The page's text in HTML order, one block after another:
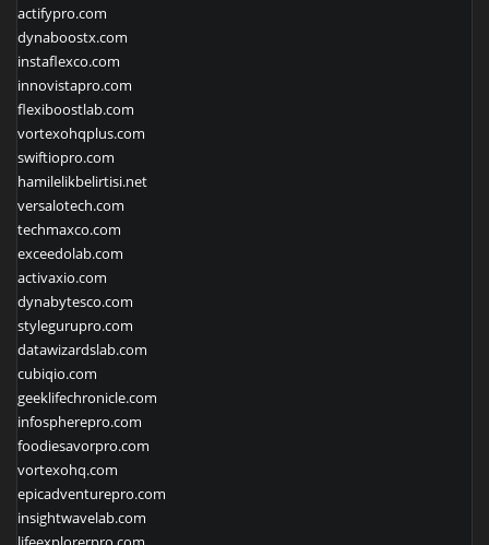
actifypro.com
dynaboostx.com
instaflexco.com
innovistapro.com
flexiboostlab.com
vortexohqplus.com
swiftiopro.com
hamilelikbelirtisi.net
versalotech.com
techmaxco.com
exceedolab.com
activaxio.com
dynabytesco.com
stylegurupro.com
datawizardslab.com
cubiqio.com
geeklifechronicle.com
infospherepro.com
foodiesavorpro.com
vortexohq.com
epicadventurepro.com
insightwavelab.com